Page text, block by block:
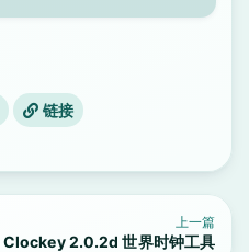
链接
上一篇
Clockey 2.0.2d 世界时钟工具